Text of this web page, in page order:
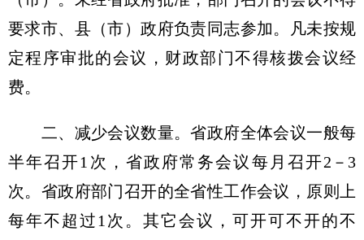
要求市、县（市）政府负责同志参加。凡未按规
定程序审批的会议，财政部门不得核拨会议经
费。
二、减少会议数量。省政府全体会议一般每
半年召开1次，省政府常务会议每月召开2－3
次。省政府部门召开的全省性工作会议，原则上
每年不超过1次。其它会议，可开可不开的不